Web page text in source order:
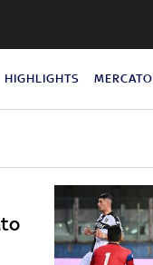
HIGHLIGHTS MERCATO